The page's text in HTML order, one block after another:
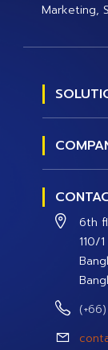
Marketing,
Social
Social
Contact
Careers
6th
110/